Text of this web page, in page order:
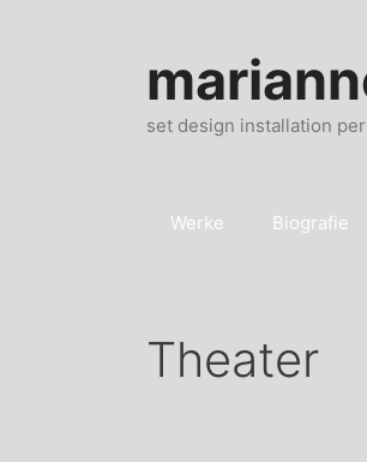
set design installation
Werke Biografie
Theater